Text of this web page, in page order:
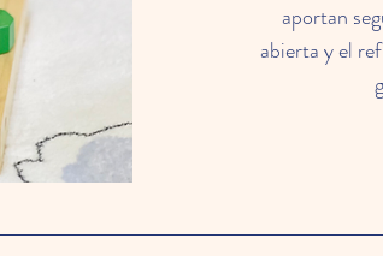
aportan
abierta y el